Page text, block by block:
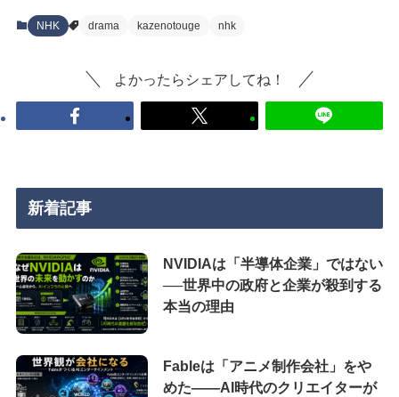
NHK drama kazenotouge nhk
よかったらシェアしてね！
新着記事
NVIDIAは「半導体企業」ではない
──世界中の政府と企業が殺到する
本当の理由
Fableは「アニメ制作会社」をや
めた――AI時代のクリエイターが